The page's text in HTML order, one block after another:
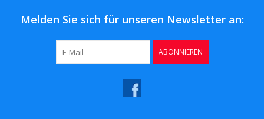
Melden Sie sich für unseren Newsletter an:
ABONNIEREN